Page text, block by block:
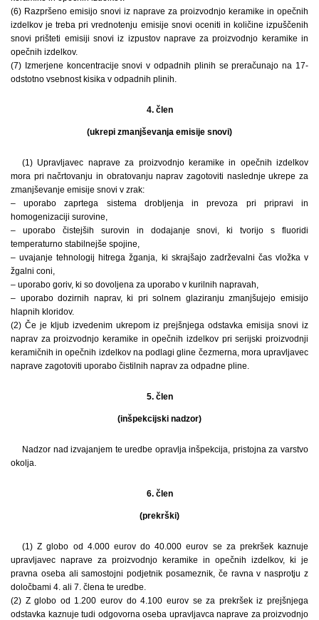
(6) Razpršeno emisijo snovi iz naprave za proizvodnjo keramike in opečnih
izdelkov je treba pri vrednotenju emisije snovi oceniti in količine izpuščenih
snovi prišteti emisiji snovi iz izpustov naprave za proizvodnjo keramike in
opečnih izdelkov.
(7) Izmerjene koncentracije snovi v odpadnih plinih se preračunajo na 17-
odstotno vsebnost kisika v odpadnih plinih.
4. člen
(ukrepi zmanjševanja emisije snovi)
(1) Upravljavec naprave za proizvodnjo keramike in opečnih izdelkov
mora pri načrtovanju in obratovanju naprav zagotoviti naslednje ukrepe za
zmanjševanje emisije snovi v zrak:
– uporabo zaprtega sistema drobljenja in prevoza pri pripravi in
homogenizaciji surovine,
– uporabo čistejših surovin in dodajanje snovi, ki tvorijo s fluoridi
temperaturno stabilnejše spojine,
– uvajanje tehnologij hitrega žganja, ki skrajšajo zadrževalni čas vložka v
žgalni coni,
– uporabo goriv, ki so dovoljena za uporabo v kurilnih napravah,
– uporabo dozirnih naprav, ki pri solnem glaziranju zmanjšujejo emisijo
hlapnih kloridov.
(2) Če je kljub izvedenim ukrepom iz prejšnjega odstavka emisija snovi iz
naprav za proizvodnjo keramike in opečnih izdelkov pri serijski proizvodnji
keramičnih in opečnih izdelkov na podlagi gline čezmerna, mora upravljavec
naprave zagotoviti uporabo čistilnih naprav za odpadne pline.
5. člen
(inšpekcijski nadzor)
Nadzor nad izvajanjem te uredbe opravlja inšpekcija, pristojna za varstvo
okolja.
6. člen
(prekrški)
(1) Z globo od 4.000 eurov do 40.000 eurov se za prekršek kaznuje
upravljavec naprave za proizvodnjo keramike in opečnih izdelkov, ki je
pravna oseba ali samostojni podjetnik posameznik, če ravna v nasprotju z
določbami 4. ali 7. člena te uredbe.
(2) Z globo od 1.200 eurov do 4.100 eurov se za prekršek iz prejšnjega
odstavka kaznuje tudi odgovorna oseba upravljavca naprave za proizvodnjo